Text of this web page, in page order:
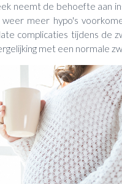
neemt de behoefte aan
meer hypo's
complicaties tijdens de
met een normale